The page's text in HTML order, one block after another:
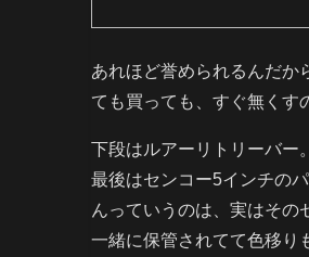
あれほど誉められるんだか
ても買っても、すぐ無くす
下段はルアーリトリーバー
最後はセンコー5インチの
んっていうのは、実はその
一緒に保管されてて色移り